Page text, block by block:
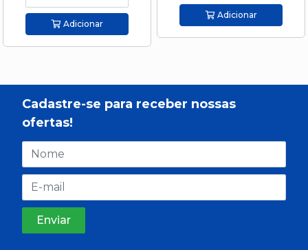
Adicionar
Adicionar
Cadastre-se para receber nossas
ofertas!